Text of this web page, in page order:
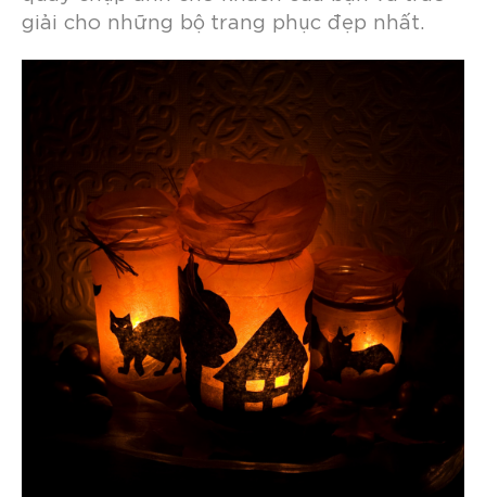
giải cho những bộ trang phục đẹp nhất.